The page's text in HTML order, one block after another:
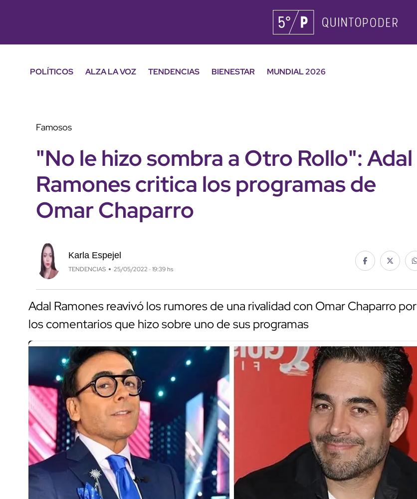
POLÍTICOS ALZA LA VOZ TENDENCIAS BIENESTAR
MUNDIAL 2026
Famosos
"No le hizo sombra a Otro Rollo": Adal
Ramones critica los programas de
Omar Chaparro
Karla Espejel
TENDENCIAS 25/05/2022 · 19:39 hs
Adal Ramones reavivó los rumores de una rivalidad con Omar Chaparro por
los comentarios que hizo sobre uno de sus programas